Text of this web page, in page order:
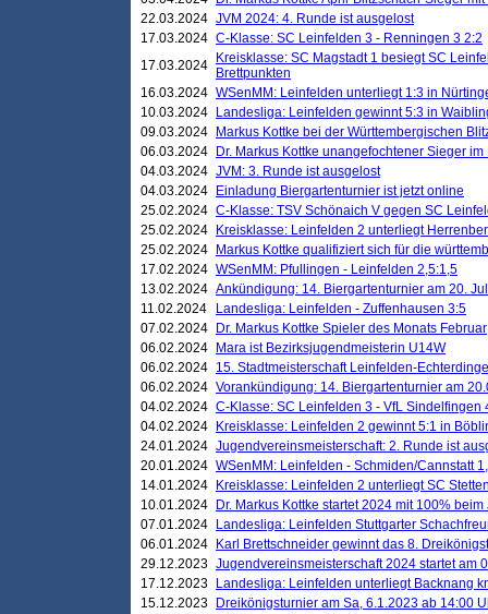
22.03.2024 JVM 2024: 4. Runde ist ausgelost
17.03.2024 C-Klasse: SC Leinfelden 3 - Renningen 3 2:2
17.03.2024
Kreisklasse: SC Magstadt 1 besiegt SC
Brettpunkten
16.03.2024 WSenMM: Leinfelden unterliegt 1:3 in
10.03.2024
Landesliga: Leinfelden gewinnt 5:3 in
09.03.2024
Markus Kottke bei der Württembergischen
06.03.2024
Dr. Markus Kottke unangefochtener Sieger
04.03.2024 JVM: 3. Runde ist ausgelost
04.03.2024
Einladung Biergartenturnier ist jetzt online
25.02.2024 C-Klasse: TSV Schönaich V gegen SC
25.02.2024
Kreisklasse: Leinfelden 2 unterliegt
25.02.2024
Markus Kottke qualifiziert sich für die
17.02.2024 WSenMM: Pfullingen - Leinfelden 2,5:1,5
13.02.2024 Ankündigung: 14. Biergartenturnier am 20.
11.02.2024
Landesliga: Leinfelden - Zuffenhausen 3:5
07.02.2024
Dr. Markus Kottke Spieler des Monats Februar
06.02.2024
Mara ist Bezirksjugendmeisterin U14W
06.02.2024 15. Stadtmeisterschaft Leinfelden-
06.02.2024 Vorankündigung: 14. Biergartenturnier am
04.02.2024 C-Klasse: SC Leinfelden 3 - VfL Sindelfingen
04.02.2024
Kreisklasse: Leinfelden 2 gewinnt 5:1 in
24.01.2024 Jugendvereinsmeisterschaft: 2. Runde ist
20.01.2024 WSenMM: Leinfelden - Schmiden/Cannstatt
14.01.2024
Kreisklasse: Leinfelden 2 unterliegt SC
10.01.2024
Dr. Markus Kottke startet 2024 mit 100%
07.01.2024
Landesliga: Leinfelden Stuttgarter
06.01.2024
Karl Brettschneider gewinnt das 8.
29.12.2023 Jugendvereinsmeisterschaft 2024 startet am
17.12.2023
Landesliga: Leinfelden unterliegt Backnang
15.12.2023
Dreikönigsturnier am Sa, 6.1.2023 ab 14:00